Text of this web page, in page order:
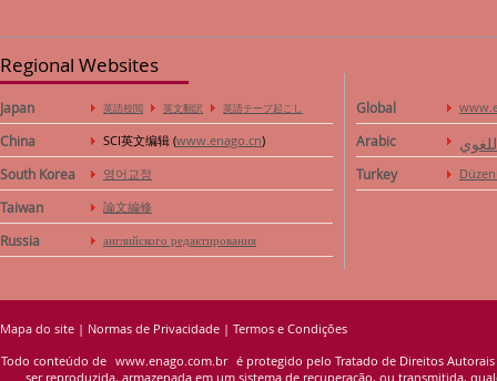
Regional Websites
Japan 英語校閲 英文翻訳 英語テープ起こし
China SCI英文编辑 (www.enago.cn)
South Korea 영어교정
Taiwan 論文編修
Russia английского редактирования
Global
Arabic
Turkey
Mapa do site | Normas de Privacidade | Termos e Condições
Todo conteúdo de www.enago.com.br é protegido pelo Tratado de Direitos
ser reproduzida, armazenada em um sistema de recuperação, ou transmitida,